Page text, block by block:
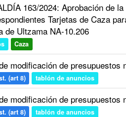
163/2024: Aprobación de
Tarjetas de Caza
de Ultzama NA-10.206
Caza
modificación de presupuestos
(art 8) tablón de anuncios
modificación de presupuestos
(art 8) tablón de anuncios